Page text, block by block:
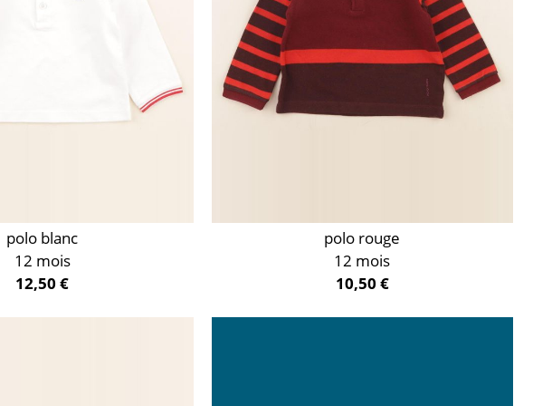
polo blanc
12 mois
12,50 €
polo rouge
12 mois
10,50 €